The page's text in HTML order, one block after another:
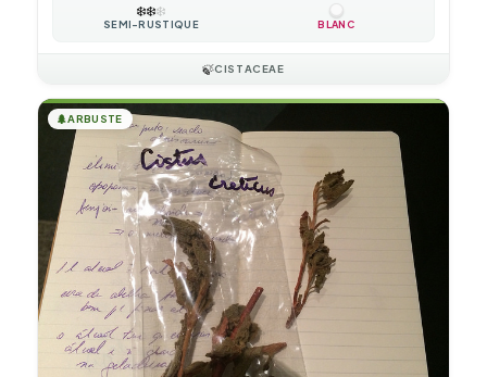
❄️❄️❄️
SEMI-RUSTIQUE BLANC
🍃CISTACEAE
🌲ARBUSTE